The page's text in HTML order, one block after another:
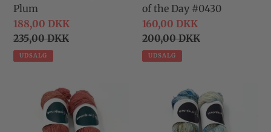
Plum
Udsalgspris
188,00 DKK
Normalpris
235,00 DKK
UDSALG
of the Day #0430
Udsalgspris
160,00 DKK
Normalpris
200,00 DKK
UDSALG
Single:
Single